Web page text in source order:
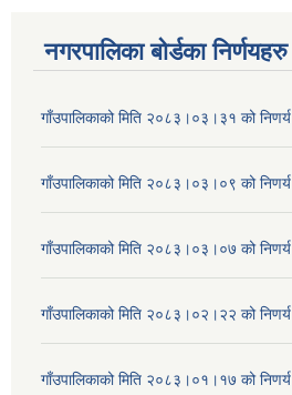
नगरपालिका बोर्डका निर्णयहरु
गाँउपालिकाको मिति २०८३।०३।३१ को निणर्य
गाँउपालिकाको मिति २०८३।०३।०९ को निणर्य
गाँउपालिकाको मिति २०८३।०३।०७ को निणर्य
गाँउपालिकाको मिति २०८३।०२।२२ को निणर्य
गाँउपालिकाको मिति २०८३।०१।१७ को निणर्य